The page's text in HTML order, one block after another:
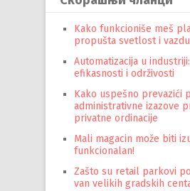
Kako funkcioniše meš
propušta svetlost i
Automatizacija u
efikasnosti i održivosti
Kako uspešno prevazići
administrativne izazove
privatne ordinacije
Mali magacin može biti
funkcionalan!
Zašto su retail parkovi
van velikih gradskih